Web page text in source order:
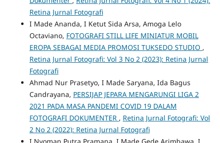
Retina Jurnal Fotografi
I Made Ananda, I Ketut Sida Arsa, Amoga Lelo
Octaviano, FOTOGRAFI STILL LIFE MINIATUR MOBIL
EROPA SEBAGAI MEDIA PROMOSI TUKSEDO STUDIO ,
Retina Jurnal Fotografi: Vol 3 No 2 (2023): Retina Jurnal
Fotografi
Ahmad Nur Prasetyo, I Made Saryana, Ida Bagus
Candrayana, PERSIJAP JEPARA MENGARUNGI LIGA 2
2021 PADA MASA PANDEMI COVID 19 DALAM
FOTOGRAFI DOKUMENTER , Retina Jurnal Fotografi: Vol
2 No 2 (2022): Retina Jurnal Fotografi
I Nyoman Putra Pramana, I Made Gede Arimbawa, I